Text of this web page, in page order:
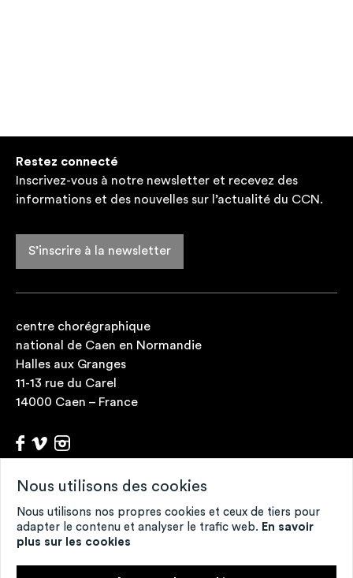
Restez connecté
Inscrivez-vous à notre newsletter et recevez des
informations et des nouvelles sur l’actualité du CCN.
S’inscrire à la newsletter
centre chorégraphique
national de Caen en Normandie
Halles aux Granges
11-13 rue du Carel
14000 Caen – France
Archives
Fonds de ressources
Contacts
Mentions légales
Crédits
Nous utilisons des cookies
Nous utilisons nos propres cookies et ceux de tiers pour
adapter le contenu et analyser le trafic web. En savoir
plus sur les cookies